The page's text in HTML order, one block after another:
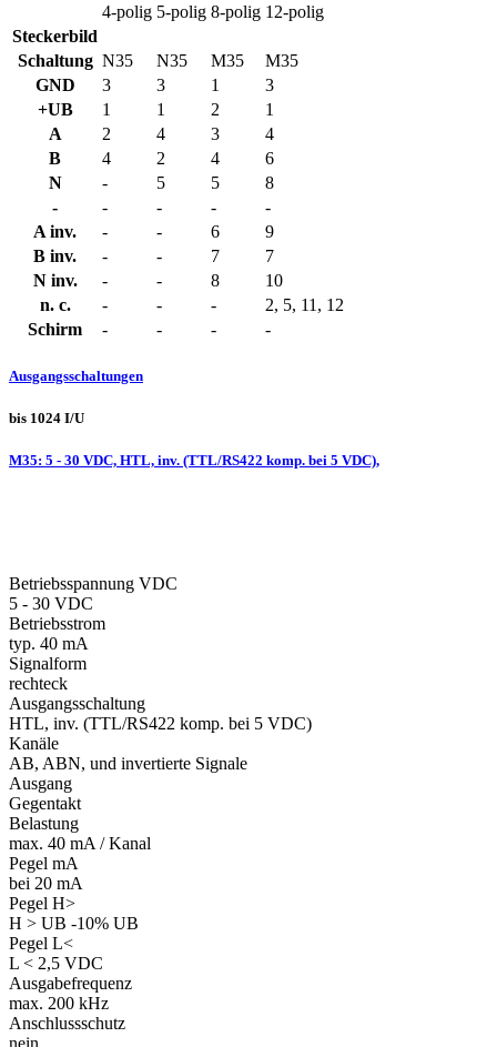
4-polig 5-polig 8-polig 12-polig
Steckerbild
Schaltung N35 N35 M35
M35
GND
3 3 1
3
+UB
1 1 2
1
A
2 4 3
4
B
4 2 4
6
N
- 5 5
8
-
- - -
-
A inv.
- - 6
9
B inv.
- - 7
7
N inv.
- - 8
10
n. c.
- - -
2, 5, 11, 12
Schirm
- - - -
Ausgangsschaltungen
bis 1024 I/U
M35: 5 - 30 VDC, HTL, inv. (TTL/RS422 komp. bei 5 VDC),
Betriebsspannung VDC
5 - 30 VDC
Betriebsstrom
typ. 40 mA
Signalform
rechteck
Ausgangsschaltung
HTL, inv. (TTL/RS422 komp. bei 5 VDC)
Kanäle
AB, ABN, und invertierte Signale
Ausgang
Gegentakt
Belastung
max. 40 mA / Kanal
Pegel mA
bei 20 mA
Pegel H>
H > UB -10% UB
Pegel L<
L < 2,5 VDC
Ausgabefrequenz
max. 200 kHz
Anschlussschutz